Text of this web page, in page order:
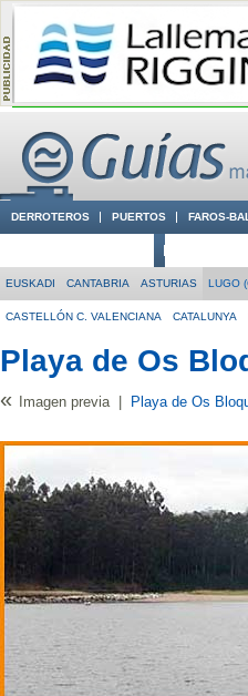
DERROTEROS PUERTOS FAROS-
EUSKADI CANTABRIA ASTURIAS LUGO
CASTELLÓN C. VALENCIANA CATALUNYA
Playa de Os
« Imagen previa | Playa de Os